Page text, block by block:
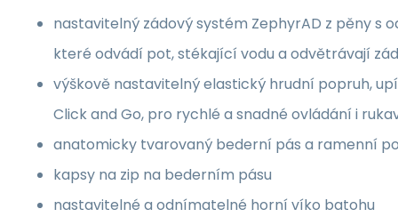
nastavitelný zádový systém ZephyrAD z pěny s
které odvádí pot, stékající vodu a odvětrávají
výškově nastavitelný elastický hrudní popruh,
Click and Go, pro rychlé a snadné ovládání i
anatomicky tvarovaný bederní pás a ramenní
kapsy na zip na bederním pásu
nastavitelné a odnímatelné horní víko batohu